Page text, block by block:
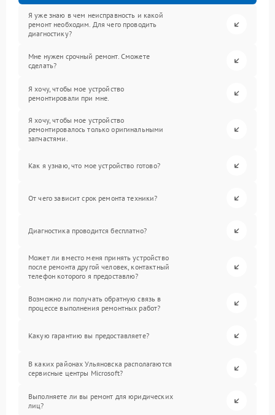
Я уже знаю в чем неисправность и какой
ремонт необходим. Для чего проводить
диагностику?
Мне нужен срочный ремонт. Сможете
сделать?
Я хочу, чтобы мое устройство
ремонтировали при мне.
Я хочу, чтобы мое устройство
ремонтировалось только оригинальными
запчастями.
Как я узнаю, что мое устройство готово?
От чего зависит срок ремонта техники?
Диагностика проводится бесплатно?
Может ли вместо меня принять устройство
после ремонта другой человек, контактный
телефон которого я предоставлю?
Возможно ли получать обратную связь в
процессе выполнения ремонтных работ?
Какую гарантию вы предоставляете?
В каких районах Ульяновска располагаются
сервисные центры Microsoft?
Выполняете ли вы ремонт для юридических
лиц?